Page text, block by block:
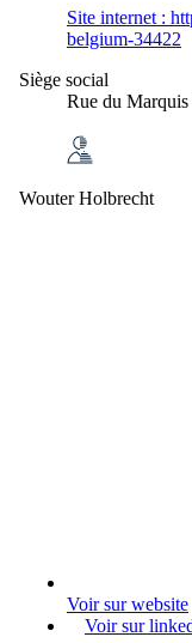
Site internet :
belgium-34422
Siège social
Rue du
Wouter Holbrecht
Voir sur website
Voir sur